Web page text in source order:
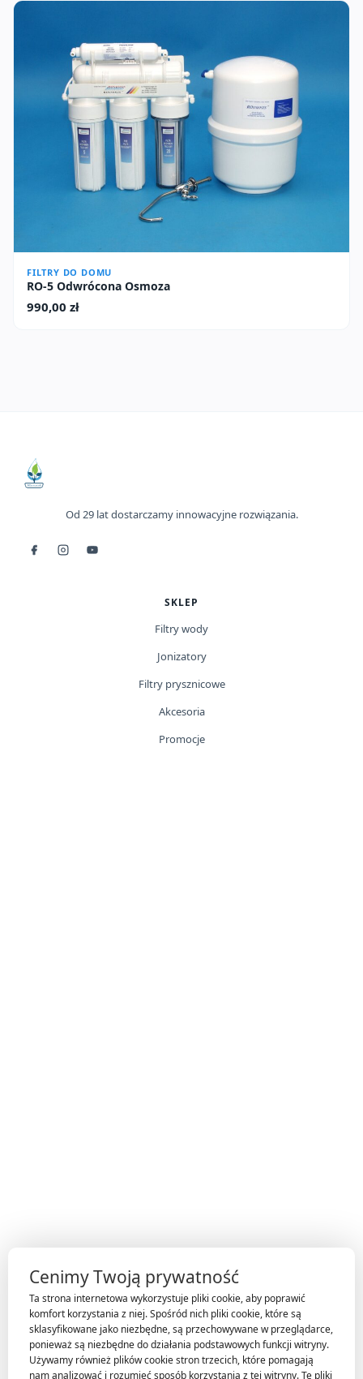
FILTRY DO DOMU
RO-5 Odwrócona Osmoza
990,00 zł
Od 29 lat dostarczamy innowacyjne rozwiązania.
SKLEP
Filtry wody
Jonizatory
Filtry prysznicowe
Akcesoria
Promocje
Cenimy Twoją prywatność
Ta strona internetowa wykorzystuje pliki cookie, aby poprawić
komfort korzystania z niej. Spośród nich pliki cookie, które są
sklasyfikowane jako niezbędne, są przechowywane w przeglądarce,
ponieważ są niezbędne do działania podstawowych funkcji witryny.
Używamy również plików cookie stron trzecich, które pomagają
nam analizować i rozumieć sposób korzystania z tej witryny. Te pliki